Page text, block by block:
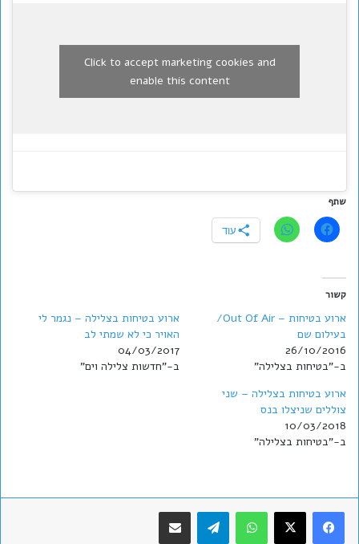
Click to accept marketing cookies and
enable this content
שתף
עוד
קשור
ארוע בטיחות – Out Of Air/
בעילום שם
26/10/2016
ב-"בטיחות בצלילה"
ארוע בטיחות בצלילה – נגמר לי
האויר כי לא שמתי לב
04/03/2017
ב-"חדשות צלילה וים"
ארוע בטיחות בצלילה – שני
צוללים שניצלו בנס
10/03/2018
ב-"בטיחות בצלילה"
Telegram